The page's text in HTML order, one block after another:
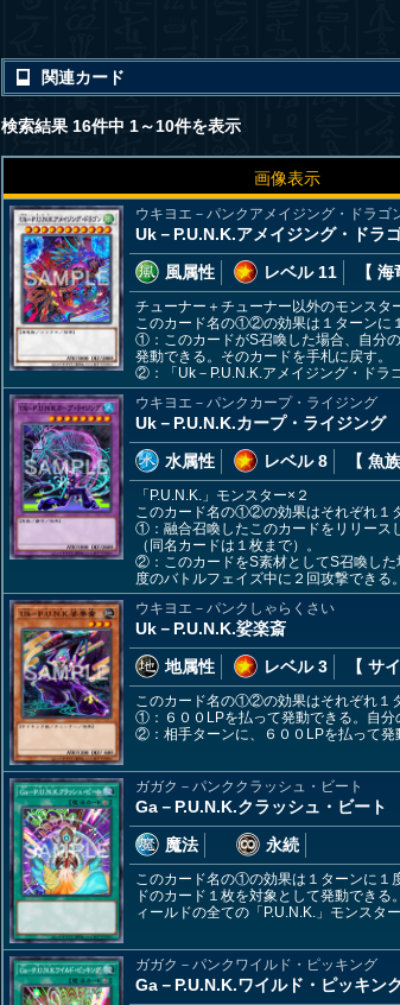
関連カード
検索結果 16件中 1～10件を表示
画像表示
ウキヨエ－パンクアメイジング・ドラゴ
Uk－P.U.N.K.アメイジング・ドラ
風属性
レベル 11 【
チューナー＋チューナー以外のモンスタ
このカード名の①②の効果は１ターンに
①：このカードがS召喚した場合、自分
発動できる。そのカードを手札に戻す。
②：「Uk－P.U.N.K.アメイジング・ドラ
ウキヨエ－パンクカープ・ライジング
Uk－P.U.N.K.カープ・ライジング
水属性
レベル 8 【 魚族
「P.U.N.K.」モンスター×２
このカード名の①②の効果はそれぞれ１
①：融合召喚したこのカードをリリース
（同名カードは１枚まで）。
②：このカードをS素材としてS召喚した
度のバトルフェイズ中に２回攻撃できる。
ウキヨエ－パンクしゃらくさい
Uk－P.U.N.K.娑楽斎
地属性
レベル 3 【 サ
このカード名の①②の効果はそれぞれ１
①：６００LPを払って発動できる。自分
②：相手ターンに、６００LPを払って発
ガガク－パンククラッシュ・ビート
Ga－P.U.N.K.クラッシュ・ビート
魔法
永続
このカード名の①の効果は１ターンに１
ドのカード１枚を対象として発動でき
ィールドの全ての「P.U.N.K.」モンスタ
ガガク－パンクワイルド・ピッキング
Ga－P.U.N.K.ワイルド・ピッキン